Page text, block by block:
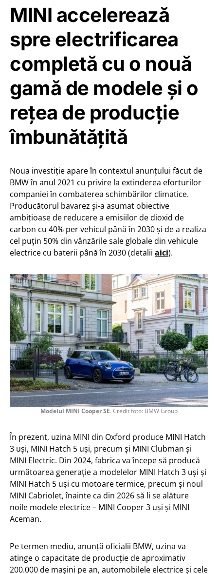
MINI accelerează
spre electrificarea
completă cu o nouă
gamă de modele şi o
reţea de producţie
îmbunătăţită
Noua investiție apare în contextul anunțului făcut de
BMW în anul 2021 cu privire la extinderea eforturilor
companiei în combaterea schimbărilor climatice.
Producătorul bavarez și-a asumat obiective
ambițioase de reducere a emisiilor de dioxid de
carbon cu 40% per vehicul până în 2030 și de a realiza
cel puțin 50% din vânzările sale globale din vehicule
electrice cu baterii până în 2030 (detalii aici).
Modelul MINI Cooper SE. Credit foto: BMW Group
În prezent, uzina MINI din Oxford produce MINI Hatch
3 uşi, MINI Hatch 5 uşi, precum şi MINI Clubman şi
MINI Electric. Din 2024, fabrica va începe să producă
următoarea generaţie a modelelor MINI Hatch 3 uşi şi
MINI Hatch 5 uşi cu motoare termice, precum şi noul
MINI Cabriolet, înainte ca din 2026 să li se alăture
noile modele electrice – MINI Cooper 3 uşi şi MINI
Aceman.
Pe termen mediu, anunță oficialii BMW, uzina va
atinge o capacitate de producţie de aproximativ
200.000 de mașini pe an, automobilele electrice şi cele